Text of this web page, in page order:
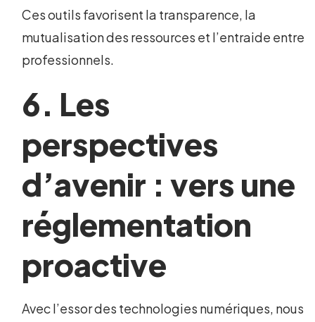
Ces outils favorisent la transparence, la
mutualisation des ressources et l’entraide entre
professionnels.
6. Les
perspectives
d’avenir : vers une
réglementation
proactive
Avec l’essor des technologies numériques, nous